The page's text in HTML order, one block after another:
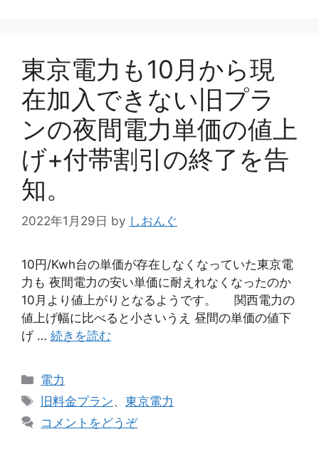
東京電力も10月から現
在加入できない旧プラ
ンの夜間電力単価の値上
げ+付帯割引の終了を告
知。
2022年1月29日 by しおんぐ
10円/Kwh台の単価が存在しなくなっていた東京電
力も 夜間電力の安い単価に耐えれなくなったのか
10月より値上がりとなるようです。 関西電力の
値上げ幅に比べると小さいうえ 昼間の単価の値下
げ … 続きを読む
カ
テ
リ
電力
タ旧料金プラン、東京電力
コメントをどうぞ